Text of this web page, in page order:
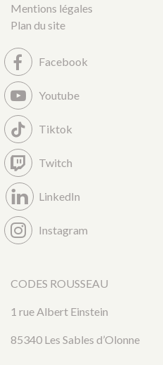
Mentions légales
Plan du site
Facebook
Youtube
Tiktok
Twitch
LinkedIn
Instagram
CODES ROUSSEAU
1 rue Albert Einstein
85340 Les Sables d’Olonne